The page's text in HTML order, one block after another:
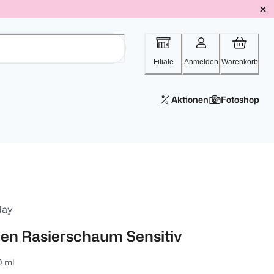
Filiale Anmelden Warenkorb
Aktionen Fotoshop
Rasierschaum Sensitiv
ml